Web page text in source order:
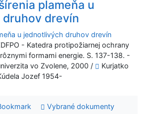
plameňa u
drevín
u jednotlivých druhov drevín
- Katedra protipožiarnej ochrany
formami energie. S. 137-138. -
vo Zvolene, 2000 /
Kurjatko
Jozef 1954-
Vybrané dokumenty